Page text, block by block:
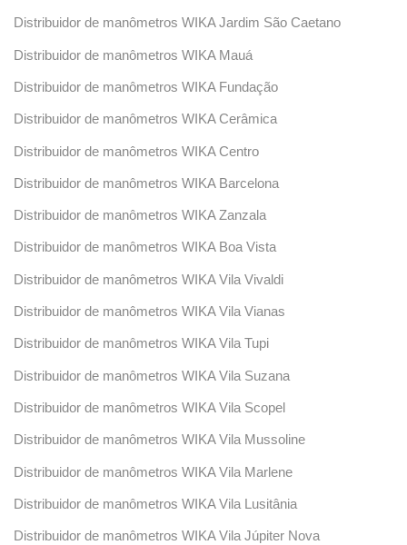
Distribuidor de manômetros WIKA Jardim São Caetano
Distribuidor de manômetros WIKA Mauá
Distribuidor de manômetros WIKA Fundação
Distribuidor de manômetros WIKA Cerâmica
Distribuidor de manômetros WIKA Centro
Distribuidor de manômetros WIKA Barcelona
Distribuidor de manômetros WIKA Zanzala
Distribuidor de manômetros WIKA Boa Vista
Distribuidor de manômetros WIKA Vila Vivaldi
Distribuidor de manômetros WIKA Vila Vianas
Distribuidor de manômetros WIKA Vila Tupi
Distribuidor de manômetros WIKA Vila Suzana
Distribuidor de manômetros WIKA Vila Scopel
Distribuidor de manômetros WIKA Vila Mussoline
Distribuidor de manômetros WIKA Vila Marlene
Distribuidor de manômetros WIKA Vila Lusitânia
Distribuidor de manômetros WIKA Vila Júpiter Nova